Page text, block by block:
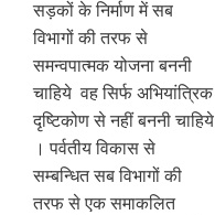
सड़कों के निर्माण में सब
विभागों की तरफ से
समन्वपात्मक योजना बननी
चाहिये वह सिर्फ अभियांत्रिक
दृष्टिकोण से नहीं बननी चाहिये
। पर्वतीय विकास से
सम्बन्धित सब विभागों की
तरफ से एक समाकलित